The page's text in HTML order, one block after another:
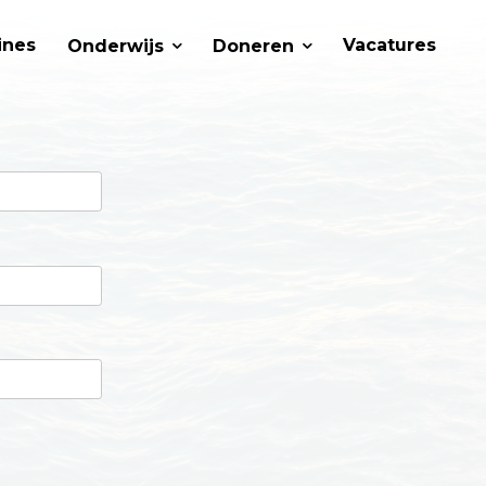
Onderwijs Doneren Vacatures